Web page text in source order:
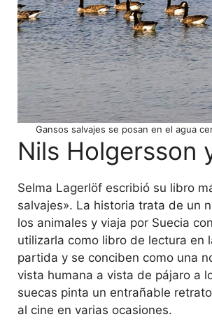
Gansos salvajes se posan en el agua
Nils Holgersson
Selma Lagerlöf escribió su libro
salvajes». La historia trata de un
los animales y viaja por Suecia
utilizarla como libro de lectura en
partida y se conciben como una
vista humana a vista de pájaro a
suecas pinta un entrañable
al cine en varias ocasiones.